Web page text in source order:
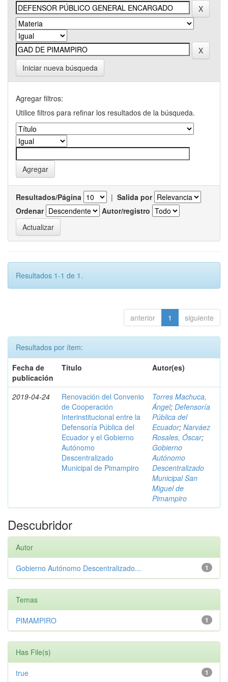
Iniciar nueva búsqueda
Agregar filtros:
Utilice filtros para refinar los resultados de la búsqueda.
Resultados/Página | Salida por
Ordenar
Autor/registro
Resultados 1-1 de 1.
anterior 1 siguiente
Resultados por ítem:
Fecha de
publicación
Título Autor(es)
2019-04-24
Renovación del Convenio
de Cooperación
Interinstitucional entre la
Defensoría Pública del
Ecuador y el Gobierno
Autónomo
Descentralizado
Municipal de Pimampiro
Torres Machuca,
Ángel; Defensoría
Pública del
Ecuador; Narváez
Rosales, Óscar;
Gobierno
Autónomo
Descentralizado
Municipal San
Miguel de
Pimampiro
Descubridor
Autor
1
Gobierno Autónomo Descentralizado...
Temas
1
PIMAMPIRO
Has File(s)
1
true